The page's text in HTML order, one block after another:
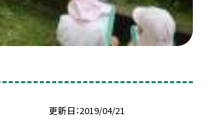
更新日 2019/04/21